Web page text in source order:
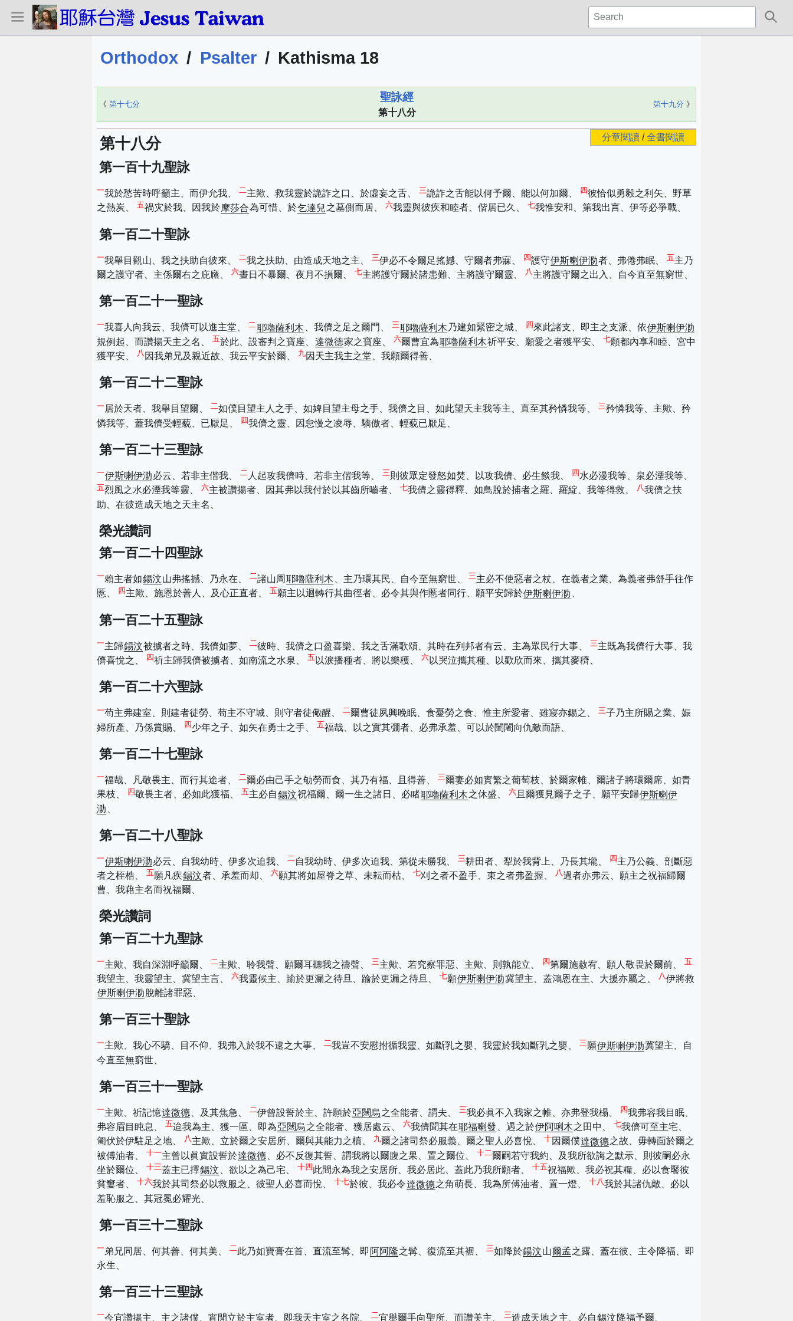
Orthodox / Psalter / Kathisma 18
《 第十七分
聖詠經
第十八分
第十九分 》
分章閱讀 /全書閱讀
第十八分
第一百十九聖詠
一我於愁苦時呼籲主、而伊允我、 二 主歟、救我靈於詭詐之口、於虛妄之舌、 三詭詐之舌能以何予爾、能以何加爾、 四彼恰似勇毅之利矢、野草
之熱炭、 五禍灾於我、因我於摩莎合為可惜、於乞達兒之墓側而居、 六我靈與彼疾和睦者、偕居已久、 七我惟安和、第我出言、伊等必爭戰、
第一百二十聖詠
一我舉目觀山、我之扶助自彼來、 二我之扶助、由造成天地之主、 三伊必不令爾足搖撼、守爾者弗寐、 四護守伊斯喇伊泐者、弗倦弗眠、 五主乃
爾之護守者、主係爾右之庇廕、 六晝日不暴爾、夜月不損爾、 七主將護守爾於諸患難、主將護守爾靈、 八 主將護守爾之出入、自今直至無窮世、
第一百二十一聖詠
一我喜人向我云、我儕可以進主堂、 二 耶嚕薩利木 、我儕之足之爾門、 三耶嚕薩利木 乃建如緊密之城、 四來此諸支、即主之支派、依伊斯喇伊泐
規例起、而讚揚天主之名、 五於此、設審判之寶座、 達微德家之寶座、 六爾曹宜為耶嚕薩利木祈平安、願愛之者獲平安、 七願都內享和睦、宮中
獲平安、
八 因我弟兄及親近故、我云平安於爾、 九因天主我主之堂、我願爾得善、
第一百二十二聖詠
一居於天者、我舉目望爾、 二如僕目望主人之手、如婢目望主母之手、我儕之目、如此望天主我等主、直至其矜憐我等、 三矜憐我等、主歟、矜
憐我等、蓋我儕受輕藐、已厭足、
四我儕之靈、因怠慢之凌辱、驕傲者、輕藐已厭足、
第一百二十三聖詠
一伊斯喇伊泐必云、若非主偕我、 二 人起攻我儕時、若非主偕我等、 三則彼眾定發怒如焚、以攻我儕、必生餤我、 四水必漫我等、泉必湮我等、
五烈風之水必湮我等靈、 六主被讚揚者、因其弗以我付於以其齒所嚙者、 七我儕之靈得釋、如鳥脫於捕者之羅、羅綻、我等得救、 八我儕之扶
助、在彼造成天地之天主名、
榮光讚詞
第一百二十四聖詠
一賴主者如錫汶山弗搖撼、乃永在、 二諸山周 耶嚕薩利木 、主乃環其民、自今至無窮世、 三主必不使惡者之杖、在義者之業、為義者弗舒手往作
慝、
四主歟、施恩於善人、及心正直者、 五願主以迴轉行其曲徑者、必令其與作慝者同行、願平安歸於伊斯喇伊泐 、
第一百二十五聖詠
一主歸錫汶被擄者之時、我儕如夢、 二彼時、我儕之口盈喜樂、我之舌滿歌頌、其時在列邦者有云、主為眾民行大事、 三主既為我儕行大事、我
儕喜悅之、
四祈主歸我儕被擄者、如南流之水泉、 五 以淚播種者、將以樂穫、 六 以哭泣攜其種、以歡欣而來、攜其麥穧、
第一百二十六聖詠
一苟主弗建室、則建者徒勞、苟主不守城、則守者徒儆醒、 二爾曹徒夙興晚眠、食憂勞之食、惟主所愛者、雖寢亦錫之、 三子乃主所賜之業、娠
婦所產、乃係賞賜、
四少年之子、如矢在勇士之手、 五福哉、以之實其弸者、必弗承羞、可以於闉闍向仇敵而語、
第一百二十七聖詠
一福哉、凡敬畏主、而行其途者、 二爾必由己手之劬勞而食、其乃有福、且得善、 三爾妻必如實繁之葡萄枝、於爾家帷、爾諸子將環爾席、如青
果枝、
四敬畏主者、必如此獲福、 五主必自錫汶祝福爾、爾一生之諸日、必睹耶嚕薩利木之休盛、 六 且爾獲見爾子之子、願平安歸伊斯喇伊
泐
第一百二十八聖詠
一伊斯喇伊泐必云、自我幼時、伊多次迫我、 二 自我幼時、伊多次迫我、第從未勝我、 三耕田者、犁於我背上、乃長其壠、 四主乃公義、剖斷惡
者之桎梏、 五願凡疾錫汶者、承羞而却、 六願其將如屋脊之草、未耘而枯、 七刈之者不盈手、束之者弗盈握、 八過者亦弗云、願主之祝福歸爾
曹、我藉主名而祝福爾、
榮光讚詞
第一百二十九聖詠
一主歟、我自深淵呼籲爾、 二 主歟、聆我聲、願爾耳聽我之禱聲、 三主歟、若究察罪惡、主歟、則孰能立、 四第爾施赦宥、願人敬畏於爾前、 五
我望主、我靈望主、冀望主言、 六我靈候主、踰於更漏之待旦、踰於更漏之待旦、 七願伊斯喇伊泐冀望主、蓋鴻恩在主、大援亦屬之、 八伊將救
伊斯喇伊泐脫離諸罪惡、
第一百三十聖詠
一主歟、我心不驕、目不仰、我弗入於我不逮之大事、 二我豈不安慰拊循我靈、如斷乳之嬰、我靈於我如斷乳之嬰、 三願伊斯喇伊泐冀望主、自
今直至無窮世、
第一百三十一聖詠
一主歟、祈記憶達微德 、及其焦急、 二伊曾設誓於主、許願於亞闊烏之全能者、謂夫、 三我必眞不入我家之帷、亦弗登我榻、 四我弗容我目眠、
弗容眉目盹息、 五迨我為主、獲一區、即為亞闊烏之全能者、獲居處云、 六我儕聞其在耶福喇發 、遇之於伊阿唎木之田中、 七我儕可至主宅、
匍伏於伊駐足之地、
八 主歟、立於爾之安居所、爾與其能力之櫝、 九爾之諸司祭必服義、爾之聖人必喜悅、 十因爾僕達微德之故、毋轉靣於爾之
被傅油者、 十一主曾以眞實設誓於達微德 、必不反復其誓、謂我將以爾腹之果、置之爾位、 十二爾嗣若守我約、及我所欲誨之默示、則彼嗣必永
坐於爾位、 十三蓋主已擇錫汶 、欲以之為己宅、 十四此間永為我之安居所、我必居此、蓋此乃我所願者、 十五祝福歟、我必祝其糧、必以食饜彼
貧窶者、 十六我於其司祭必以救服之、彼聖人必喜而悅、 十七於彼、我必令達微德之角萌長、我為所傅油者、置一燈、 十八我於其諸仇敵、必以
羞恥服之、其冠冕必耀光、
第一百三十二聖詠
一弟兄同居、何其善、何其美、 二 此乃如寶膏在首、直流至髯、即 阿阿隆之髯、復流至其裾、 三如降於鍚汶山爾孟之露、蓋在彼、主令降福、即
永生、
第一百三十三聖詠
一今宜讚揚主、主之諸僕、宵閒立於主室者、即我天主室之各院、 二宜舉爾手向聖所、而讚美主、 三造成天地之主、必自錫汶 降福予爾、